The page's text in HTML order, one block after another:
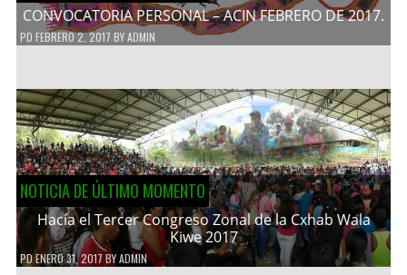
CONVOCATORIA PERSONAL – ACIN FEBRERO DE 2017.
PD FEBRERO 2, 2017 BYADMIN
NOTICIA DE ÚLTIMO MOMENTO
Hacía el Tercer Congreso Zonal de la Cxhab Wala
Kiwe 2017
PDENERO 31, 2017 BYADMIN